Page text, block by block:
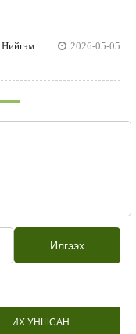
Нийгэм 2026-05-05
Илгээх
ИХ УНШСАН